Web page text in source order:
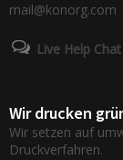
mail@konorg.com
Live Help Chat
Wir drucken
Wir setzen auf
Druckverfahren.